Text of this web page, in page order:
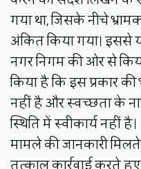
गया था, जिसके नीचे
अंकित किया गया। इससे
नगर निगम की ओर से
किया है कि इस प्रकार
नहीं है और स्वच्छता के
स्थिति में स्वीकार्य नहीं है।
मामले की जानकारी